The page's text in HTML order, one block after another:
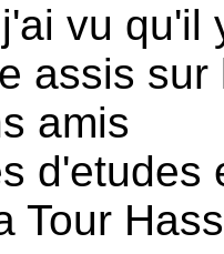
vu qu'il
assis
amis
d'etudes
Tour